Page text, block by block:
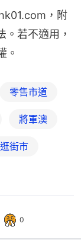
，附
。若不適用，
。
零售市道
將軍澳
逛街市
0